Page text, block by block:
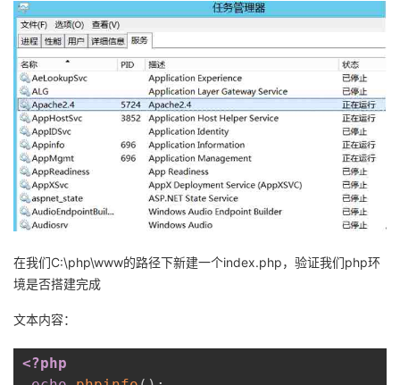
在我们C:\php\www的路径下新建一个index.php，验证我们php环
境是否搭建完成
文本内容：
<?php